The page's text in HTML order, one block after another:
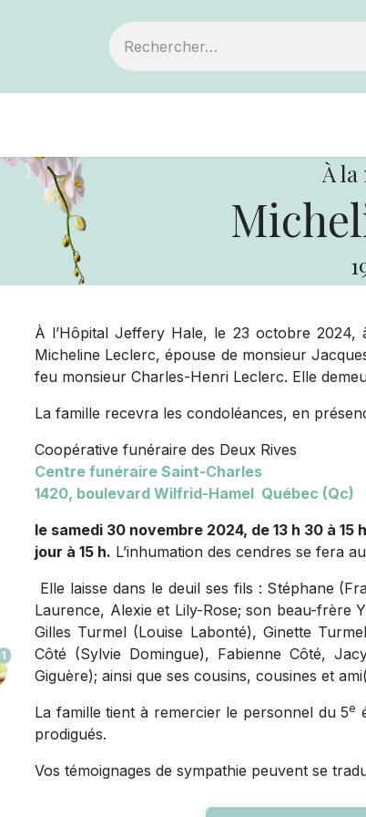
À
1
À l’Hôpital Jeffery Hale, le 23 octobre 2024,
Micheline Leclerc, épouse de monsieur
feu monsieur Charles-Henri Leclerc. Elle
La famille recevra les condoléances, en
Coopérative funéraire des Deux Rives
Centre funéraire Saint-Charles
1420, boulevard Wilfrid-Hamel Québec (Qc)
le samedi 30 novembre 2024, de 13 h 30 à
jour à 15 h. L’inhumation des cendres se fera
Elle laisse dans le deuil ses fils : Stéphane
Laurence, Alexie et Lily-Rose; son beau-frère
Gilles Turmel (Louise Labonté), Ginette
Côté (Sylvie Domingue), Fabienne Côté,
Giguère); ainsi que ses cousins, cousines et
La famille tient à remercier le personnel du 5e
prodigués.
Vos témoignages de sympathie peuvent se